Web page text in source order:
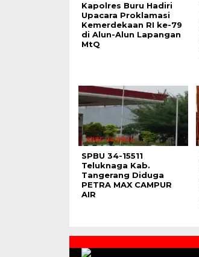
Kapolres Buru Hadiri
Upacara Proklamasi
Kemerdekaan RI ke-79
di Alun-Alun Lapangan
MtQ
SPBU 34-15511
Teluknaga Kab.
Tangerang Diduga
PETRA MAX CAMPUR
AIR